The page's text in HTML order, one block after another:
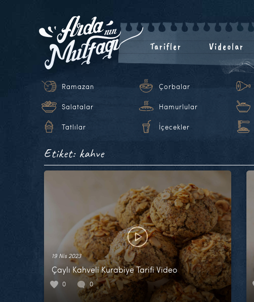
Tarifler Videolar
Ramazan Çorbalar
Salatalar Hamurlular
Tatlılar İçecekler
Etiket: kahve
19 Nis 2023
Çaylı Kahveli Kurabiye Tarifi Video
0 0